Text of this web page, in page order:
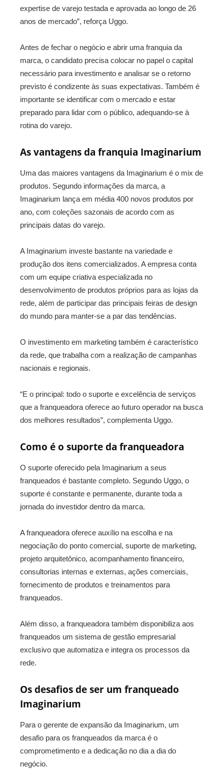
expertise de varejo testada e aprovada ao longo de 26
anos de mercado”, reforça Uggo.
Antes de fechar o negócio e abrir uma franquia da
marca, o candidato precisa colocar no papel o capital
necessário para investimento e analisar se o retorno
previsto é condizente às suas expectativas. Também é
importante se identificar com o mercado e estar
preparado para lidar com o público, adequando-se à
rotina do varejo.
As vantagens da franquia Imaginarium
Uma das maiores vantagens da Imaginarium é o mix de
produtos. Segundo informações da marca, a
Imaginarium lança em média 400 novos produtos por
ano, com coleções sazonais de acordo com as
principais datas do varejo.
A Imaginarium investe bastante na variedade e
produção dos itens comercializados. A empresa conta
com um equipe criativa especializada no
desenvolvimento de produtos próprios para as lojas da
rede, além de participar das principais feiras de design
do mundo para manter-se a par das tendências.
O investimento em marketing também é característico
da rede, que trabalha com a realização de campanhas
nacionais e regionais.
“E o principal: todo o suporte e excelência de serviços
que a franqueadora oferece ao futuro operador na busca
dos melhores resultados”, complementa Uggo.
Como é o suporte da franqueadora
O suporte oferecido pela Imaginarium a seus
franqueados é bastante completo. Segundo Uggo, o
suporte é constante e permanente, durante toda a
jornada do investidor dentro da marca.
A franqueadora oferece auxílio na escolha e na
negociação do ponto comercial, suporte de marketing,
projeto arquitetônico, acompanhamento financeiro,
consultorias internas e externas, ações comerciais,
fornecimento de produtos e treinamentos para
franqueados.
Além disso, a franqueadora também disponibiliza aos
franqueados um sistema de gestão empresarial
exclusivo que automatiza e integra os processos da
rede.
Os desafios de ser um franqueado
Imaginarium
Para o gerente de expansão da Imaginarium, um
desafio para os franqueados da marca é o
comprometimento e a dedicação no dia a dia do
negócio.